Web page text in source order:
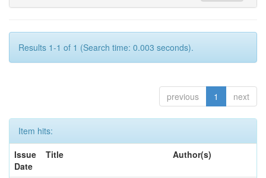
Results 1-1 of 1 (Search time: 0.003 seconds).
previous 1 next
Item hits:
Issue
Date
Title Author(s)